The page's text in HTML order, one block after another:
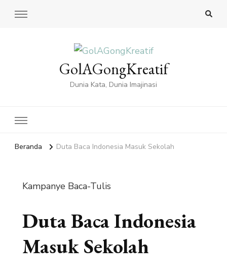
GolAGongKreatif
Dunia Kata, Dunia Imajinasi
Beranda Duta Baca Indonesia Masuk Sekolah
Kampanye Baca-Tulis
Duta Baca Indonesia
Masuk Sekolah